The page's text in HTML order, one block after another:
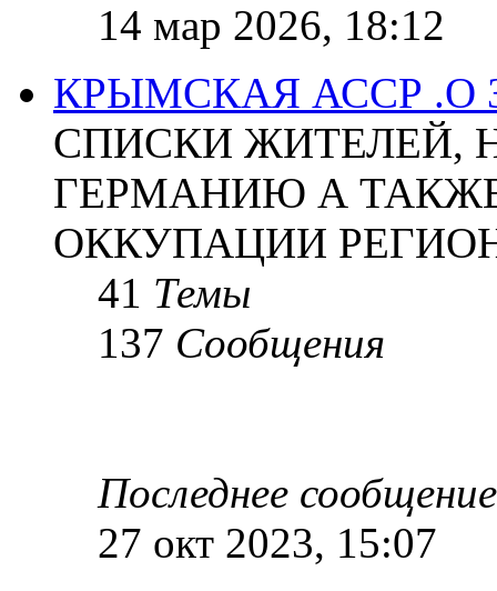
14 мар 2026, 18:12
КРЫМСКАЯ АССР .О
СПИСКИ ЖИТЕЛЕЙ,
ГЕРМАНИЮ А
ОККУПАЦИИ
41 Темы
137 Сообщения
Последнее сообщение
27 окт 2023, 15:07